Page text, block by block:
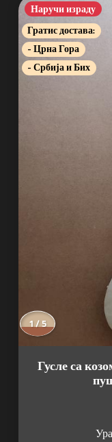
Наручи израду
Гратис достава:
- Црна Гора
- Србија и Бих
1 / 5
Гусле са